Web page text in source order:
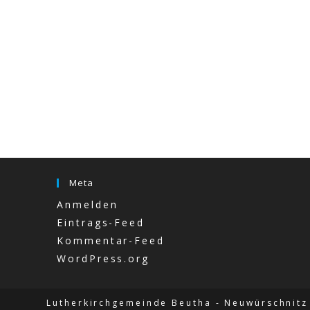
Meta
Anmelden
Eintrags-Feed
Kommentar-Feed
WordPress.org
Lutherkirchgemeinde Beutha - Neuwürschnitz